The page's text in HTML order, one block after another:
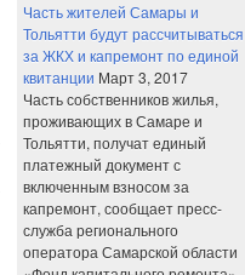
Часть жителей Самары и
Тольятти будут рассчитываться
за ЖКХ и капремонт по единой
квитанции Март 3, 2017
Часть собственников жилья,
проживающих в Самаре и
Тольятти, получат единый
платежный документ с
включенным взносом за
капремонт, сообщает пресс-
служба регионального
оператора Самарской области